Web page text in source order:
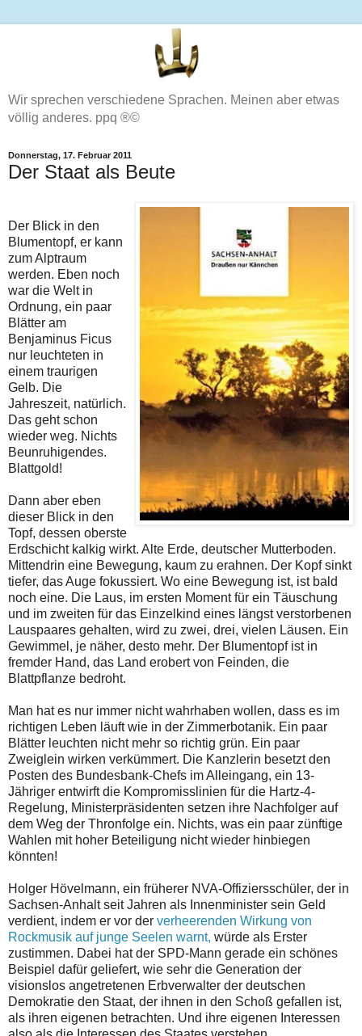
Wir sprechen verschiedene Sprachen. Meinen aber etwas
völlig anderes. ppq ®©
Donnerstag, 17. Februar 2011
Der Staat als Beute
Der Blick in den
Blumentopf, er kann
zum Alptraum
werden. Eben noch
war die Welt in
Ordnung, ein paar
Blätter am
Benjaminus Ficus
nur leuchteten in
einem traurigen
Gelb. Die
Jahreszeit, natürlich.
Das geht schon
wieder weg. Nichts
Beunruhigendes.
Blattgold!
Dann aber eben
dieser Blick in den
Topf, dessen oberste
Erdschicht kalkig wirkt. Alte Erde, deutscher Mutterboden.
Mittendrin eine Bewegung, kaum zu erahnen. Der Kopf sinkt
tiefer, das Auge fokussiert. Wo eine Bewegung ist, ist bald
noch eine. Die Laus, im ersten Moment für ein Täuschung
und im zweiten für das Einzelkind eines längst verstorbenen
Lauspaares gehalten, wird zu zwei, drei, vielen Läusen. Ein
Gewimmel, je näher, desto mehr. Der Blumentopf ist in
fremder Hand, das Land erobert von Feinden, die
Blattpflanze bedroht.
Man hat es nur immer nicht wahrhaben wollen, dass es im
richtigen Leben läuft wie in der Zimmerbotanik. Ein paar
Blätter leuchten nicht mehr so richtig grün. Ein paar
Zweiglein wirken verkümmert. Die Kanzlerin besetzt den
Posten des Bundesbank-Chefs im Alleingang, ein 13-
Jähriger entwirft die Kompromisslinien für die Hartz-4-
Regelung, Ministerpräsidenten setzen ihre Nachfolger auf
dem Weg der Thronfolge ein. Nichts, was ein paar zünftige
Wahlen mit hoher Beteiligung nicht wieder hinbiegen
könnten!
Holger Hövelmann, ein früherer NVA-Offiziersschüler, der in
Sachsen-Anhalt seit Jahren als Innenminister sein Geld
verdient, indem er vor der verheerenden Wirkung von
Rockmusik auf junge Seelen warnt, würde als Erster
zustimmen. Dabei hat der SPD-Mann gerade ein schönes
Beispiel dafür geliefert, wie sehr die Generation der
visionslos angetretenen Erbverwalter der deutschen
Demokratie den Staat, der ihnen in den Schoß gefallen ist,
als ihren eigenen betrachten. Und ihre eigenen Interessen